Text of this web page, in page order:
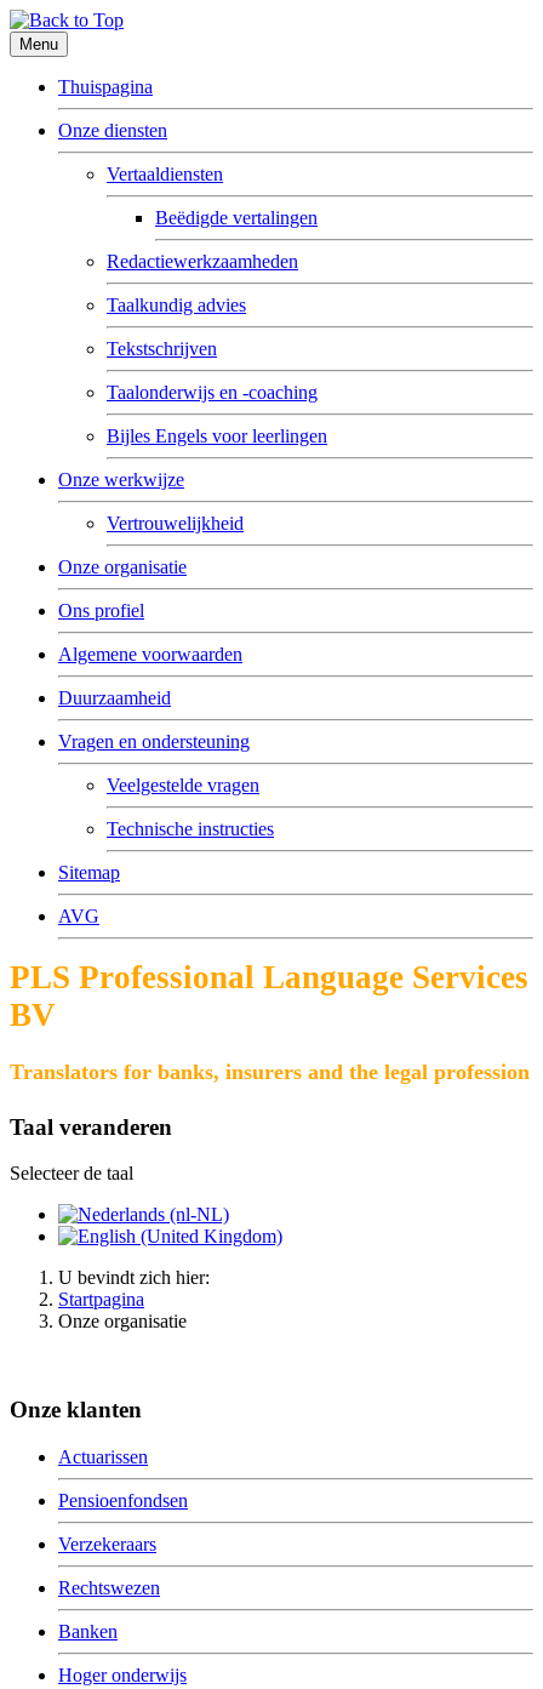
Menu
Thuispagina
Onze diensten
Vertaaldiensten
Beëdigde vertalingen
Redactiewerkzaamheden
Taalkundig advies
Tekstschrijven
Taalonderwijs en -coaching
Bijles Engels voor leerlingen
Onze werkwijze
Vertrouwelijkheid
Onze organisatie
Ons profiel
Algemene voorwaarden
Duurzaamheid
Vragen en ondersteuning
Veelgestelde vragen
Technische instructies
Sitemap
AVG
PLS Professional Language Services
BV
Translators for banks, insurers and the legal profession
Taal veranderen
Selecteer de taal
U bevindt zich hier:
Startpagina
Onze organisatie
Onze klanten
Actuarissen
Pensioenfondsen
Verzekeraars
Rechtswezen
Banken
Hoger onderwijs